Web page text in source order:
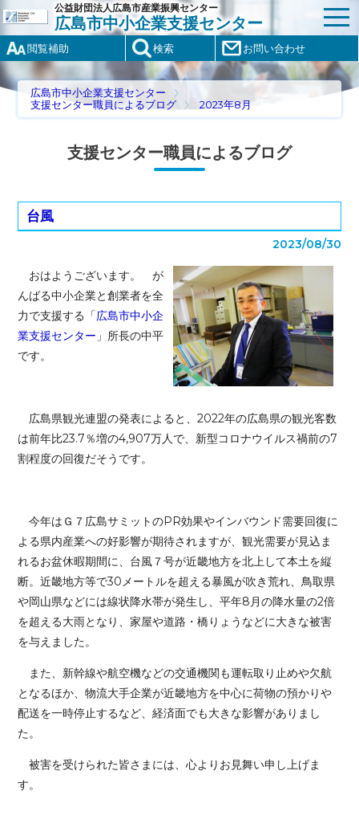
公益財団法人広島市産業振興センター
広島市中小企業支援センター
閲覧補助 検索 お問い合わせ
広島市中小企業支援センター
支援センター職員によるブログ
2023年8月
支援センター職員によるブログ
台風
2023/08/30
おはようございます。 が
んばる中小企業と創業者を全
力で支援する「広島市中小企
業支援センター 」所長の中平
です。
広島県観光連盟の発表によると、2022年の広島県の観光客数
は前年比23.7％増の4,907万人で、新型コロナウイルス禍前の7
割程度の回復だそうです。
今年はＧ７広島サミットのPR効果やインバウンド需要回復に
よる県内産業への好影響が期待されますが、観光需要が見込ま
れるお盆休暇期間に、台風７号が近畿地方を北上して本土を縦
断。近畿地方等で30メートルを超える暴風が吹き荒れ、鳥取県
や岡山県などには線状降水帯が発生し、平年8月の降水量の2倍
を超える大雨となり、家屋や道路・橋りょうなどに大きな被害
を与えました。
また、新幹線や航空機などの交通機関も運転取り止めや欠航
となるほか、物流大手企業が近畿地方を中心に荷物の預かりや
配送を一時停止するなど、経済面でも大きな影響がありまし
た。
被害を受けられた皆さまには、心よりお見舞い申し上げま
す。